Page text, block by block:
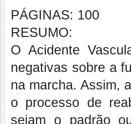
PÁGINAS: 100
RESUMO:
O Acidente
negativas sobre a
na marcha. Assim,
o processo de
sejam o padrão